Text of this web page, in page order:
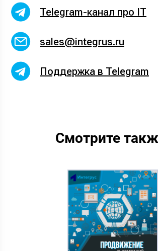
Telegram-канал про IT
sales@integrus.ru
Поддержка в Telegram
Смотрите